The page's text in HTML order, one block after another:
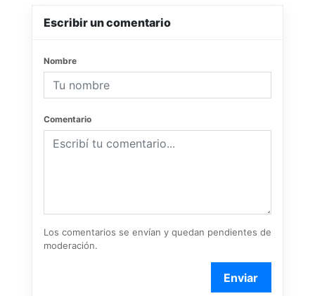
Escribir un comentario
Nombre
Comentario
Los comentarios se envían y quedan pendientes de
moderación.
Enviar